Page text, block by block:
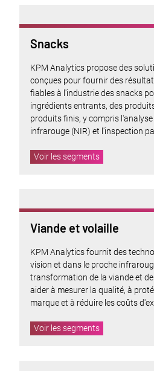
Snacks
KPM Analytics propose des
conçues pour fournir des
fiables à l'industrie des snacks
ingrédients entrants, des
produits finis, y compris
infrarouge (NIR) et l'inspection
Voir les segments
Viande et volaille
KPM Analytics fournit des
vision et dans le proche
transformation de la viande et
aider à mesurer la qualité, à
marque et à réduire les coûts
Voir les segments